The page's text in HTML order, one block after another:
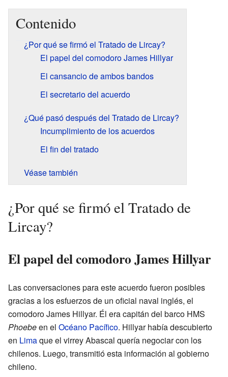
Contenido
¿Por qué se firmó el Tratado de Lircay?
El papel del comodoro James Hillyar
El cansancio de ambos bandos
El secretario del acuerdo
¿Qué pasó después del Tratado de Lircay?
Incumplimiento de los acuerdos
El fin del tratado
Véase también
¿Por qué se firmó el Tratado de
Lircay?
El papel del comodoro James Hillyar
Las conversaciones para este acuerdo fueron posibles
gracias a los esfuerzos de un oficial naval inglés, el
comodoro James Hillyar. Él era capitán del barco HMS
Phoebeen el Océano Pacífico. Hillyar había descubierto
en Limaque el virrey Abascal quería negociar con los
chilenos. Luego, transmitió esta información al gobierno
chileno.